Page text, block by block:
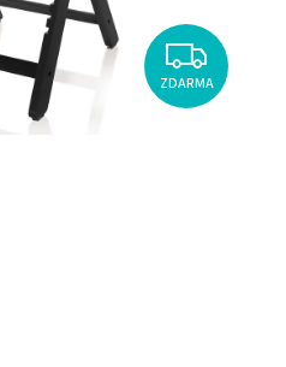
ZDARMA